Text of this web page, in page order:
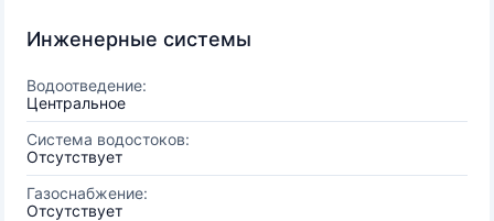
Инженерные системы
Водоотведение:
Центральное
Система водостоков:
Отсутствует
Газоснабжение:
Отсутствует